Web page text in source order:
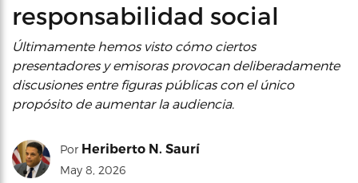
responsabilidad social
Últimamente hemos visto cómo ciertos
presentadores y emisoras provocan deliberadamente
discusiones entre figuras públicas con el único
propósito de aumentar la audiencia.
Por Heriberto N. Saurí
May 8, 2026